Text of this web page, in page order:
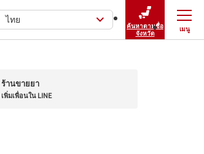
ไทย
ค้นหาตามชื่อ
จังหวัด
เมนู
ปิดเมนู
ร้านขายยา
เพิ่มเพื่อนใน LINE